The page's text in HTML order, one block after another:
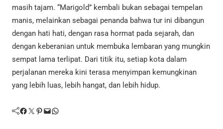
masih tajam. “Marigold” kembali bukan sebagai tempelan
manis, melainkan sebagai penanda bahwa tur ini dibangun
dengan hati hati, dengan rasa hormat pada sejarah, dan
dengan keberanian untuk membuka lembaran yang mungkin
sempat lama terlipat. Dari titik itu, setiap kota dalam
perjalanan mereka kini terasa menyimpan kemungkinan
yang lebih luas, lebih hangat, dan lebih hidup.
Facebook Twitter Pinterest Mail WhatsApp